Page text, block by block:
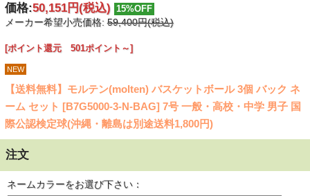
価格:50,151円(税込) 15%OFF
メーカー希望小売価格:59,400円(税込)
[ポイント還元 501ポイント～]
NEW
【送料無料】モルテン(molten) バスケットボール 3個 バック ネ
ーム セット [B7G5000-3-N-BAG] 7号 一般・高校・中学 男子 国
際公認検定球(沖縄・離島は別途送料1,800円)
注文
ネームカラーをお選び下さい：